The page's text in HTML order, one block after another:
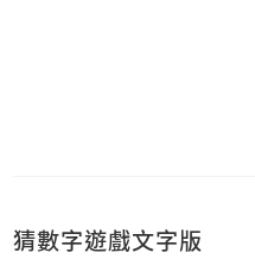
猜數字遊戲文字版